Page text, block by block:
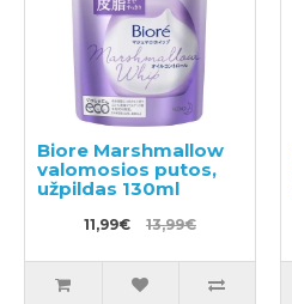
Biore Marshmallow
valomosios putos,
užpildas 130ml
11,99€ 13,99€